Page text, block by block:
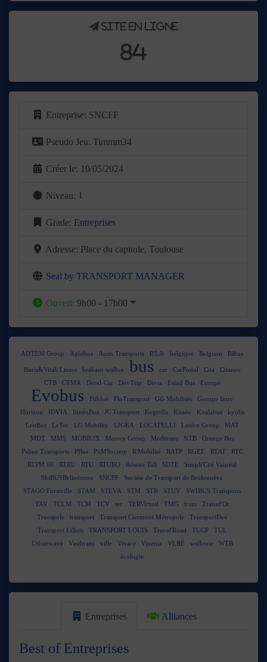
Site en ligne
84
Entreprise: SNCFF
Pseudo Jeu: Timmm34
Créer le: 10/05/2024
Niveau: 1
Grade: Entreprises
Adresse: Place du capitole, Toulouse
Seal by TRANSPORT MANAGER
Ouvert: 9h00 - 17h00
ADTEM Group Aglobus Ausis Transports B'Lib belgique Belgium Bibus
Boris&Vitali Liners brabant-wallon bus car CarPostal Cita
Citaneo
CTB
CTMA Derel-Car DevTrip Divia Eslud Bus Europe
Evobus Filblue FloTransport GG Mobilités
Groupe Inov
Horizon
IDVIA ItinéoBus JC Transport Kegrolis Kisséo Koalabus
kyolis
LeoBus
LeTec LG Mobility LIGEA LOCATELLI Lutèce Group
MAT
MDT
MMS MOBILIX Moovy Group Méditrans NTB
Orange Bus
Palme Transports
PBus PiiMSociety R'Mobilité RATP RGEE RTAT
RTC
RTPM 66
RTRU RTU RTUBO Réseau Tall SDTE
Simpli'Cité Vauréal
SkiBUSBelledonne
SNCFF
Société de Transport de Brulounève
STAGO Forstville
STAM STEVA STM STR STUV
SWIBUS Transports
TAV
TCLM TCM TCV tec TERVirtual TMG train
Transd'Or
Transpole
transport Transport Clermont Métropole
TransportDev
Transport Lillois
TRANSPORT LOUIS Travel'Road TUCP
TUL
Urbanwave
Vasiltrans ville Vivace Vixenia VLRÉ wallonie
WTB
écologie
Entreprises Alliances
Best of Entreprises